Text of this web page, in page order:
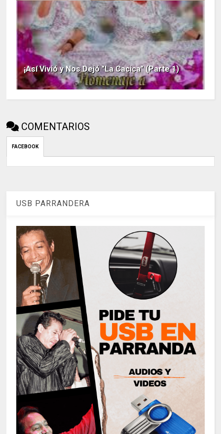
¡Así Vivió y Nos Dejó "La Cacica" (Parte 1)
COMENTARIOS
FACEBOOK
USB PARRANDERA